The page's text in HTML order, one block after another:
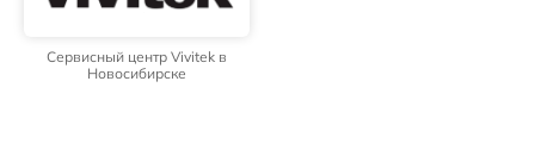
Сервисный центр Vivitek в
Новосибирске